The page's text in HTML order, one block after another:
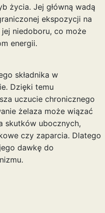
życia. Jej główną wadą
ekspozycji na
niedoboru, co może
energii.
składnika w
Dzięki temu
uczucie chronicznego
żelaza może wiązać
skutków ubocznych,
czy zaparcia. Dlatego
dawkę do